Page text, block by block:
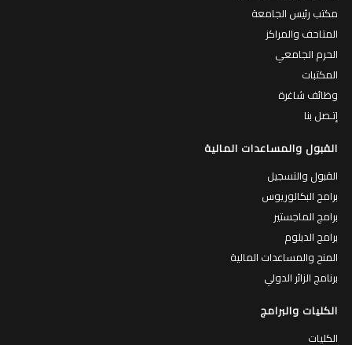
لمحة عن جامعة القدس
مكتب رئيس الجامعة
المتاحف والمراكز
الحرم الجامعي
المكتبات
وظائف شاغرة
القبول والتسجيل
برامج البكالوريوس
برامج الماجستير
برامج الدبلوم
المنح والمساعدات المالية